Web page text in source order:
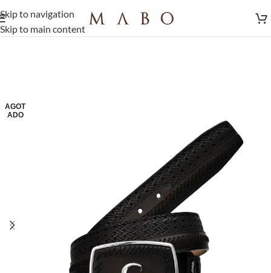
Skip to navigation
Skip to main content
AGOT
ADO